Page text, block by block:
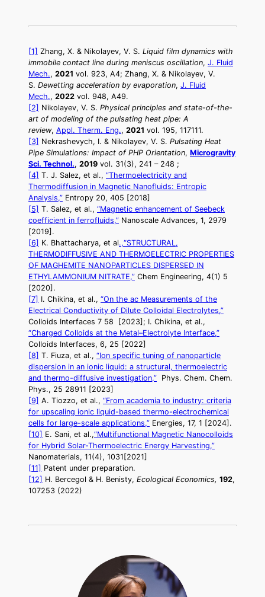
[1] Zhang, X. & Nikolayev, V. S. Liquid film dynamics with
immobile contact line during meniscus oscillation, J. Fluid
Mech., 2021 vol. 923, A4; Zhang, X. & Nikolayev, V.
S. Dewetting acceleration by evaporation, J. Fluid
Mech., 2022 vol. 948, A49.
[2] Nikolayev, V. S. Physical principles and state-of-the-
art of modeling of the pulsating heat pipe: A
review, Appl. Therm. Eng., 2021 vol. 195, 117111.
[3] Nekrashevych, I. & Nikolayev, V. S. Pulsating Heat
Pipe Simulations: Impact of PHP Orientation, Microgravity
Sci. Technol., 2019 vol. 31(3), 241 – 248 ;
[4] T. J. Salez, et al., “Thermoelectricity and
Thermodiffusion in Magnetic Nanofluids: Entropic
Analysis,” Entropy 20, 405 [2018]
[5] T. Salez, et al., “Magnetic enhancement of Seebeck
coefficient in ferrofluids,” Nanoscale Advances, 1, 2979
[2019].
[6] K. Bhattacharya, et al.,“STRUCTURAL,
THERMODIFFUSIVE AND THERMOELECTRIC PROPERTIES
OF MAGHEMITE NANOPARTICLES DISPERSED IN
ETHYLAMMONIUM NITRATE,” Chem Engineering, 4(1) 5
[2020].
[7] I. Chikina, et al., “On the ac Measurements of the
Electrical Conductivity of Dilute Colloidal Electrolytes,”
Colloids Interfaces 7 58 [2023]; I. Chikina, et al.,
“Charged Colloids at the Metal–Electrolyte Interface,”
Colloids Interfaces, 6, 25 [2022]
[8] T. Fiuza, et al., “Ion specific tuning of nanoparticle
dispersion in an ionic liquid: a structural, thermoelectric
and thermo-diffusive investigation,” Phys. Chem. Chem.
Phys., 25 28911 [2023]
[9] A. Tiozzo, et al., “From academia to industry: criteria
for upscaling ionic liquid-based thermo-electrochemical
cells for large-scale applications,” Energies, 17, 1 [2024].
[10] E. Sani, et al.,“Multifunctional Magnetic Nanocolloids
for Hybrid Solar-Thermoelectric Energy Harvesting,”
Nanomaterials, 11(4), 1031[2021]
[11] Patent under preparation.
[12] H. Bercegol & H. Benisty, Ecological Economics, 192,
107253 (2022)